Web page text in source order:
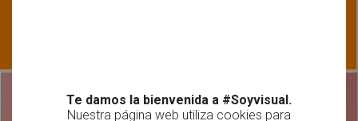
Te damos la bienvenida a #Soyvisual.
Nuestra página web utiliza cookies para